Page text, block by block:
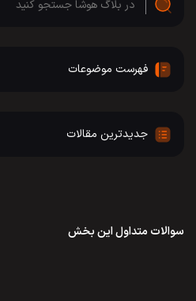
فهرست موضوعات
جدیدترین مقالات
سوالات متداول این بخش